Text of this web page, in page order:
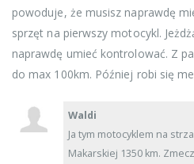
powoduje, że musisz naprawdę
sprzęt na pierwszy motocykl.
naprawdę umieć kontrolować. Z
do max 100km. Później robi się
Waldi
Ja tym motocyklem na
Makarskiej 1350 km.